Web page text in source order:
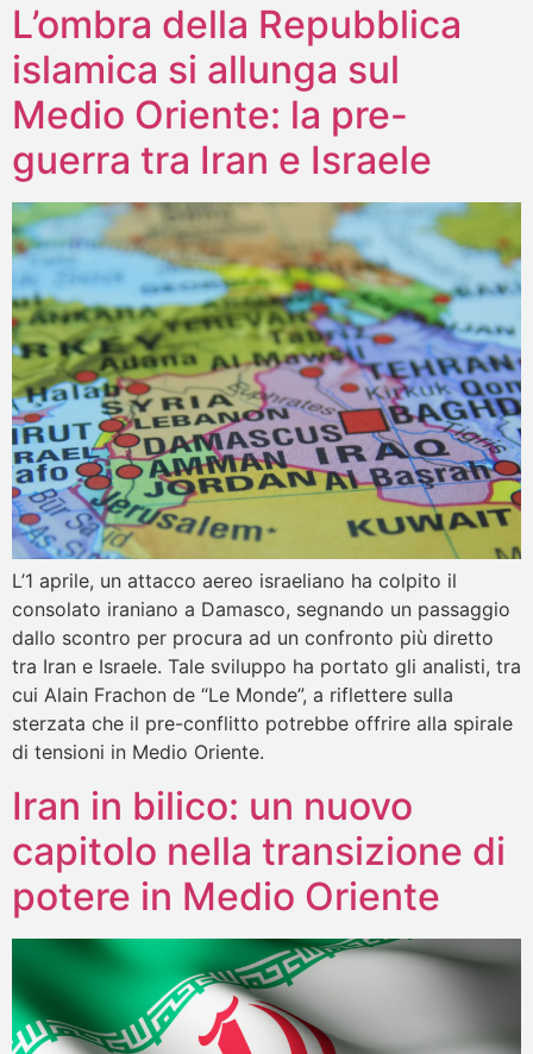
L’ombra della Repubblica
islamica si allunga sul
Medio Oriente: la pre-
guerra tra Iran e Israele
L’1 aprile, un attacco aereo israeliano ha colpito il
consolato iraniano a Damasco, segnando un passaggio
dallo scontro per procura ad un confronto più diretto
tra Iran e Israele. Tale sviluppo ha portato gli analisti, tra
cui Alain Frachon de “Le Monde”, a riflettere sulla
sterzata che il pre-conflitto potrebbe offrire alla spirale
di tensioni in Medio Oriente.
Iran in bilico: un nuovo
capitolo nella transizione di
potere in Medio Oriente